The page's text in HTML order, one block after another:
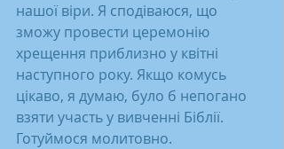
нашої віри. Я сподіваюся, що
зможу провести церемонію
хрещення приблизно у квітні
наступного року. Якщо комусь
цікаво, я думаю, було б непогано
взяти участь у вивченні Біблії.
Готуймося молитовно.